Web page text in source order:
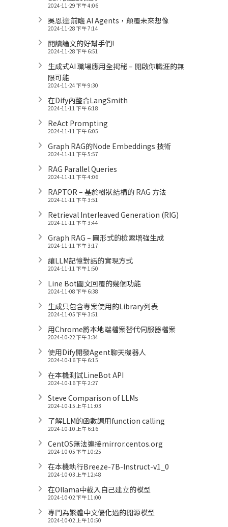
2024-11-29 下午 4:06
吳恩達:前瞻 AI Agents，顛覆未來想像
2024-11-28 下午 7:14
閱讀論文的好幫手們!
2024-11-28 下午 6:51
生成式AI 職場應用全揭秘 – 開啟你職涯的無
限可能
2024-11-24 下午 9:30
在Dify內整合LangSmith
2024-11-11 下午 6:18
ReAct Prompting
2024-11-11 下午 6:05
Graph RAG的Node Embeddings 技術
2024-11-11 下午 5:57
RAG Parallel Queries
2024-11-11 下午 4:06
RAPTOR – 基於樹狀結構的 RAG 方法
2024-11-11 下午 3:51
Retrieval Interleaved Generation (RIG)
2024-11-11 下午 3:44
Graph RAG – 圖形式的檢索增強生成
2024-11-11 下午 3:17
讓LLM記憶對話的實現方式
2024-11-11 下午 1:50
Line Bot圖文回覆的幾個功能
2024-11-08 下午 6:38
生成只包含專案使用的Library列表
2024-11-05 下午 3:51
用Chrome將本地端檔案替代伺服器檔案
2024-10-22 下午 3:34
使用Dify開發Agent聊天機器人
2024-10-16 下午 6:15
在本機測試LineBot API
2024-10-16 下午 2:27
Steve Comparison of LLMs
2024-10-15 上午 11:03
了解LLM的函數調用function calling
2024-10-10 上午 6:16
CentOS無法連接mirror.centos.org
2024-10-05 下午 10:25
在本機執行Breeze-7B-Instruct-v1_0
2024-10-03 上午 12:48
在Ollama中載入自己建立的模型
2024-10-02 下午 11:00
專門為繁體中文優化過的開源模型
2024-10-02 上午 10:50